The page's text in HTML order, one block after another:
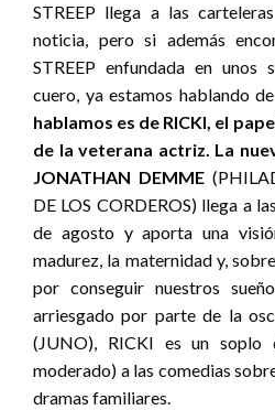
STREEP llega a las
noticia, pero si además
STREEP enfundada en unos
cuero, ya estamos hablando
hablamos es de RICKI, el
de la veterana actriz. La
JONATHAN DEMME
DE LOS CORDEROS) llega a
de agosto y aporta una
madurez, la maternidad y,
por conseguir nuestros
arriesgado por parte de la
(JUNO), RICKI es un soplo
moderado) a las comedias
dramas familiares.